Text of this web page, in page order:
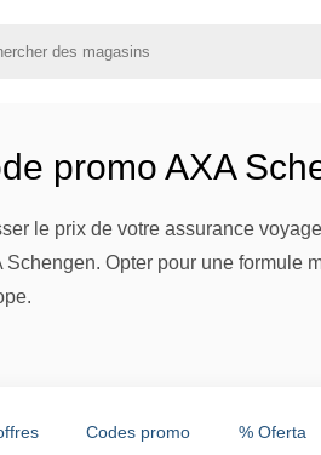
promo AXA
le prix de votre assurance
Schengen. Opter pour une formule
Codes promo % Oferta